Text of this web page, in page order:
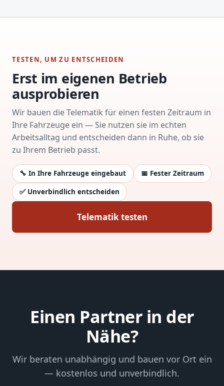
TESTEN, UM ZU ENTSCHEIDEN
Erst im eigenen Betrieb
ausprobieren
Wir bauen die Telematik für einen festen Zeitraum in
Ihre Fahrzeuge ein — Sie nutzen sie im echten
Arbeitsalltag und entscheiden dann in Ruhe, ob sie
zu Ihrem Betrieb passt.
🔧 In Ihre Fahrzeuge eingebaut 📅 Fester Zeitraum
✅ Unverbindlich entscheiden
Telematik testen
Einen Partner in der
Nähe?
Wir beraten unabhängig und bauen vor Ort ein
— kostenlos und unverbindlich.